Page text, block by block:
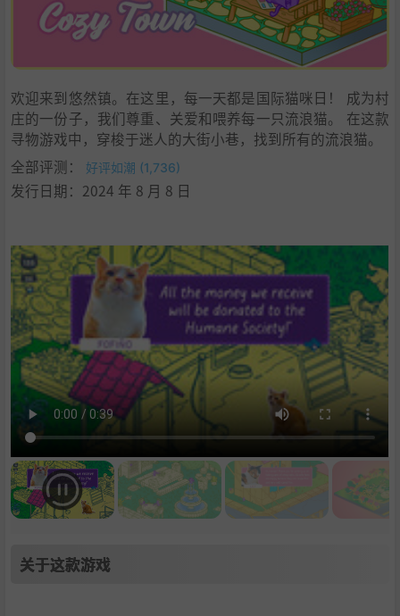
欢迎来到悠然镇。在这里，每一天都是国际猫咪日！ 成为村
庄的一份子，我们尊重、关爱和喂养每一只流浪猫。 在这款
寻物游戏中，穿梭于迷人的大街小巷，找到所有的流浪猫。
全部评测：
好评如潮 (1,736)
发行日期：2024 年 8 月 8 日
关于这款游戏